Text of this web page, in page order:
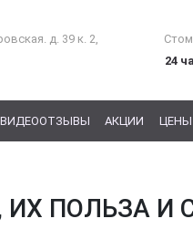
д. 39 к. 2,
24
ВИДЕООТЗЫВЫ АКЦИИ ЦЕНЫ
ИХ ПОЛЬЗА И